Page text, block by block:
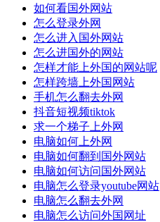
如何看国外网站
怎么登录外网
怎么进入国外网站
怎么进国外的网站
怎样才能上外国的网站呢
怎样跨墙上外国网站
手机怎么翻去外网
抖音短视频tiktok
求一个梯子上外网
电脑如何上外网
电脑如何翻到国外网站
电脑如何访问国外网站
电脑怎么登录youtube网站
电脑怎么翻去外网
电脑怎么访问外国网址